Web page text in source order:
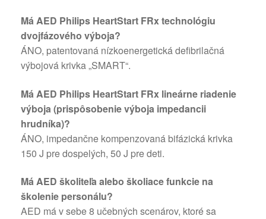
Má AED Philips HeartStart FRx technológiu
dvojfázového výboja?
ÁNO, patentovaná nízkoenergetická defibrilačná
výbojová krivka „SMART“.
Má AED Philips HeartStart FRx lineárne riadenie
výboja (prispôsobenie výboja impedancii
hrudníka)?
ÁNO, impedančne kompenzovaná bifázická krivka
150 J pre dospelých, 50 J pre deti.
Má AED školiteľa alebo školiace funkcie na
školenie personálu?
AED má v sebe 8 učebných scenárov, ktoré sa